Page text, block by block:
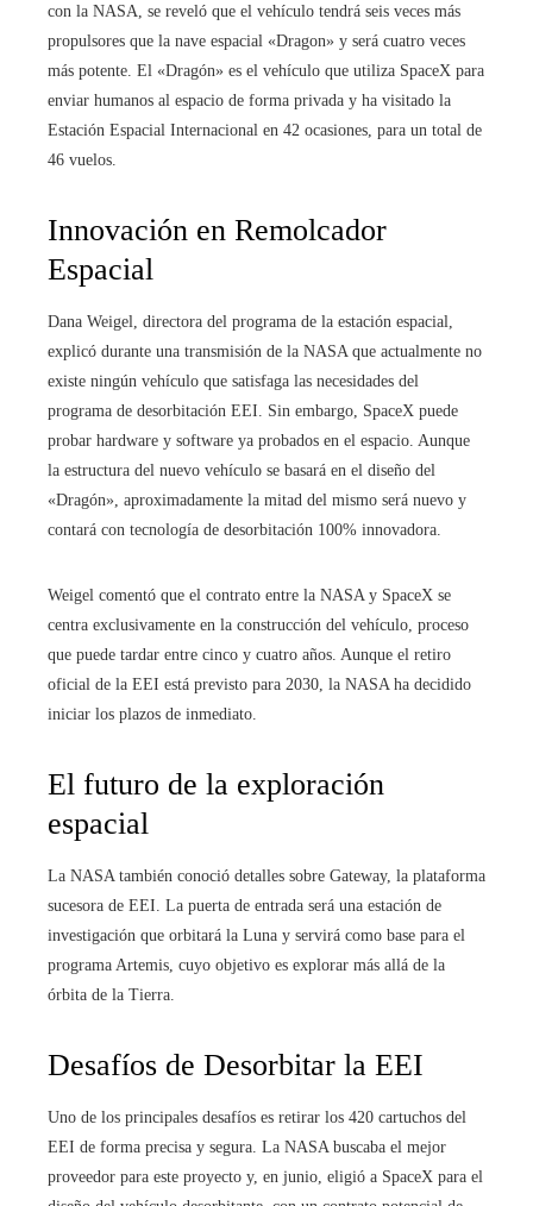
con la NASA, se reveló que el vehículo tendrá seis veces más
propulsores que la nave espacial «Dragon» y será cuatro veces
más potente. El «Dragón» es el vehículo que utiliza SpaceX para
enviar humanos al espacio de forma privada y ha visitado la
Estación Espacial Internacional en 42 ocasiones, para un total de
46 vuelos.
Innovación en Remolcador
Espacial
Dana Weigel, directora del programa de la estación espacial,
explicó durante una transmisión de la NASA que actualmente no
existe ningún vehículo que satisfaga las necesidades del
programa de desorbitación EEI. Sin embargo, SpaceX puede
probar hardware y software ya probados en el espacio. Aunque
la estructura del nuevo vehículo se basará en el diseño del
«Dragón», aproximadamente la mitad del mismo será nuevo y
contará con tecnología de desorbitación 100% innovadora.
Weigel comentó que el contrato entre la NASA y SpaceX se
centra exclusivamente en la construcción del vehículo, proceso
que puede tardar entre cinco y cuatro años. Aunque el retiro
oficial de la EEI está previsto para 2030, la NASA ha decidido
iniciar los plazos de inmediato.
El futuro de la exploración
espacial
La NASA también conoció detalles sobre Gateway, la plataforma
sucesora de EEI. La puerta de entrada será una estación de
investigación que orbitará la Luna y servirá como base para el
programa Artemis, cuyo objetivo es explorar más allá de la
órbita de la Tierra.
Desafíos de Desorbitar la EEI
Uno de los principales desafíos es retirar los 420 cartuchos del
EEI de forma precisa y segura. La NASA buscaba el mejor
proveedor para este proyecto y, en junio, eligió a SpaceX para el